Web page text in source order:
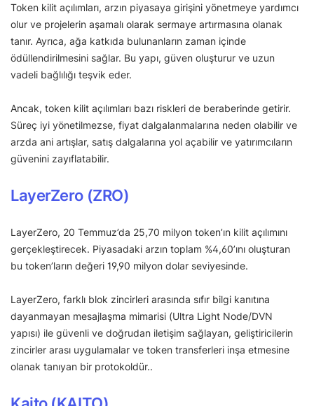
Token kilit açılımları, arzın piyasaya girişini yönetmeye yardımcı
olur ve projelerin aşamalı olarak sermaye artırmasına olanak
tanır. Ayrıca, ağa katkıda bulunanların zaman içinde
ödüllendirilmesini sağlar. Bu yapı, güven oluşturur ve uzun
vadeli bağlılığı teşvik eder.
Ancak, token kilit açılımları bazı riskleri de beraberinde getirir.
Süreç iyi yönetilmezse, fiyat dalgalanmalarına neden olabilir ve
arzda ani artışlar, satış dalgalarına yol açabilir ve yatırımcıların
güvenini zayıflatabilir.
LayerZero (ZRO)
LayerZero, 20 Temmuz’da 25,70 milyon token’ın kilit açılımını
gerçekleştirecek. Piyasadaki arzın toplam %4,60’ını oluşturan
bu token’ların değeri 19,90 milyon dolar seviyesinde.
LayerZero, farklı blok zincirleri arasında sıfır bilgi kanıtına
dayanmayan mesajlaşma mimarisi (Ultra Light Node/DVN
yapısı) ile güvenli ve doğrudan iletişim sağlayan, geliştiricilerin
zincirler arası uygulamalar ve token transferleri inşa etmesine
olanak tanıyan bir protokoldür..